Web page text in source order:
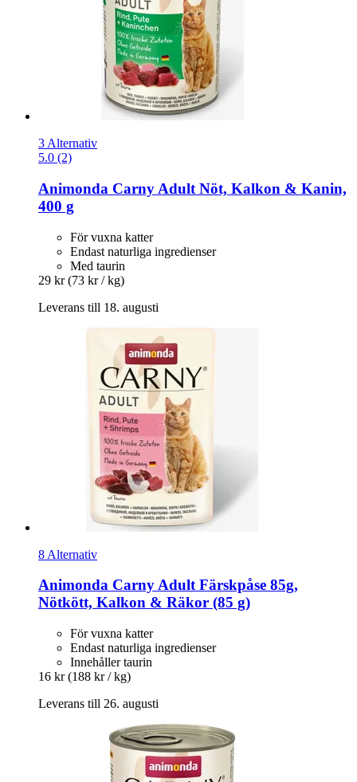
3 Alternativ
5.0 (2)
Animonda Carny Adult Nöt, Kalkon & Kanin,
400 g
För vuxna katter
Endast naturliga ingredienser
Med taurin
29 kr (73 kr / kg)
Leverans till 18. augusti
8 Alternativ
Animonda Carny Adult Färskpåse 85g,
Nötkött, Kalkon & Räkor (85 g)
För vuxna katter
Endast naturliga ingredienser
Innehåller taurin
16 kr (188 kr / kg)
Leverans till 26. augusti